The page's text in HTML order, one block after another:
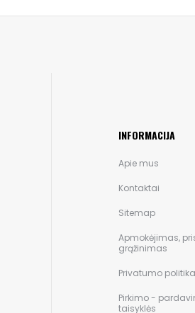
INFORMACIJA
Apie mus
Kontaktai
Sitemap
Apmokėjimas,
grąžinimas
Privatumo politika
Pirkimo -
taisyklės